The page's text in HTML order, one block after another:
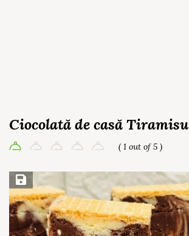
Ciocolată de casă Tiramisu
( 1 out of 5 )
Save Recipe